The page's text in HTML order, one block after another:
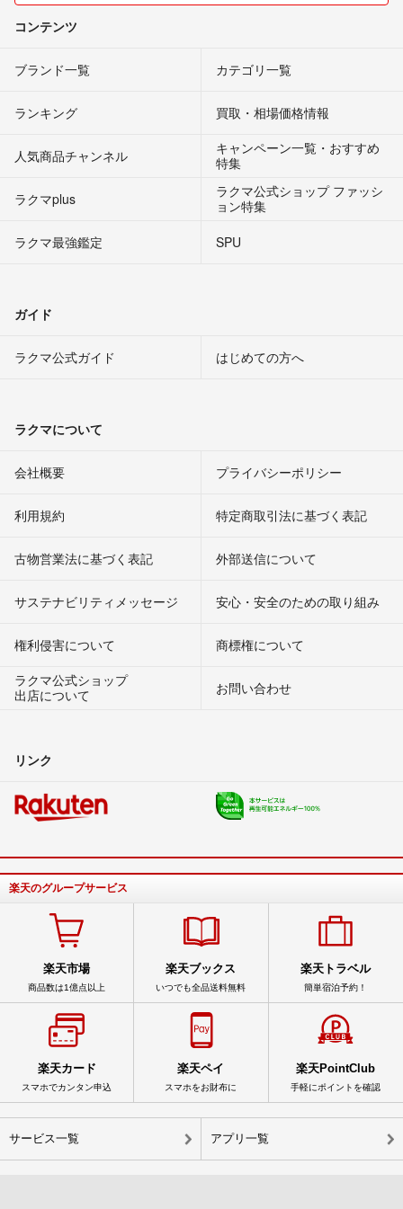
コンテンツ
ブランド一覧 カテゴリ一覧
ランキング 買取・相場価格情報
人気商品チャンネル
キャンペーン一覧・おすすめ
特集
ラクマplus
ラクマ公式ショップ ファッシ
ョン特集
ラクマ最強鑑定
SPU
ガイド
ラクマ公式ガイド はじめての方へ
ラクマについて
会社概要 プライバシーポリシー
利用規約 特定商取引法に基づく表記
古物営業法に基づく表記 外部送信について
サステナビリティメッセージ 安心・安全のための取り組み
権利侵害について
商標権について
ラクマ公式ショップ
出店について
お問い合わせ
リンク
楽天のグループサービス
楽天市場
商品数は1億点以上
楽天ブックス
いつでも全品送料無料
楽天トラベル
簡単宿泊予約！
楽天カード
スマホでカンタン申込
楽天ペイ
スマホをお財布に
楽天PointClub
手軽にポイントを確認
サービス一覧 アプリ一覧